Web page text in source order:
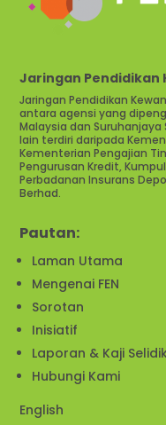
Jaringan Pendidikan
Jaringan Pendidikan
antara agensi yang
Malaysia dan Suruhanjaya
lain terdiri daripada
Kementerian Pengajian
Pengurusan Kredit,
Perbadanan Insurans
Berhad.
Pautan:
Laman Utama
Mengenai FEN
Sorotan
Inisiatif
Laporan & Kaji
Hubungi Kami
English